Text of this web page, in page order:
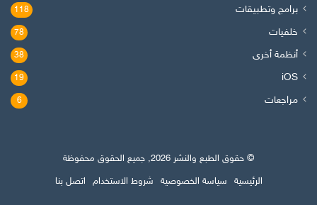
برامج وتطبيقات 118
خلفيات 78
أنظمة أخرى 38
iOS
19
مراجعات 6
© حقوق الطبع والنشر 2026, جميع الحقوق محفوظة
الرئيسية
سياسة الخصوصية شروط الاستخدام اتصل بنا